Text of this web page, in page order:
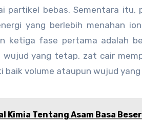
partikel bebas. Sementara
yang berlebih menahan
ketiga fase pertama adalah
wujud yang tetap, zat cair
baik volume ataupun wujud
Kimia Tentang Asam Basa